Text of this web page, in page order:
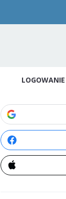
LOGOWANIE